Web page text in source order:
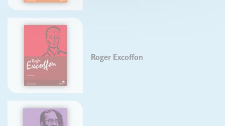
Roger Excoffon